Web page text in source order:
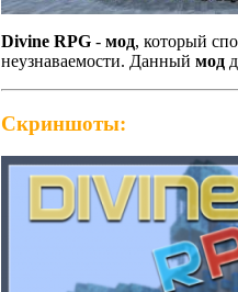
Divine RPG - мод, который
неузнаваемости. Данный мод
Скриншоты: